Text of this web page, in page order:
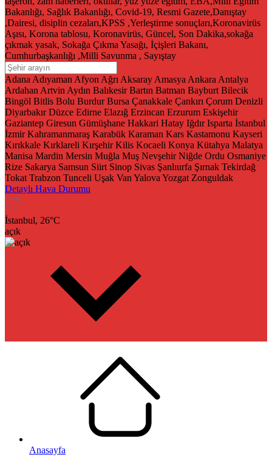
Bakanlığı, Sağlık Bakanlığı, Covid-19, Resmi Gazete,Danıştay
,Dairesi, disiplin cezaları,KPSS ,Yerleştirme sonuçları,Koronavirüs
Aşısı, Korona tablosu, Koronavirüs, Güncel, Son Dakika,sokağa
çıkmak yasak, Sokağa Çıkma Yasağı, İçişleri Bakanı,
Cumhurbaşkanlığı ,Milli Savunma , Sayıştay
Adana Adıyaman Afyon Ağrı Aksaray Amasya Ankara Antalya
Ardahan Artvin Aydın Balıkesir Bartın Batman Bayburt Bilecik
Bingöl Bitlis Bolu Burdur Bursa Çanakkale Çankırı Çorum Denizli
Diyarbakır Düzce Edirne Elazığ Erzincan Erzurum Eskişehir
Gaziantep Giresun Gümüşhane Hakkari Hatay Iğdır Isparta İstanbul
İzmir Kahramanmaraş Karabük Karaman Kars Kastamonu Kayseri
Kırıkkale Kırklareli Kırşehir Kilis Kocaeli Konya Kütahya Malatya
Manisa Mardin Mersin Muğla Muş Nevşehir Niğde Ordu Osmaniye
Rize Sakarya Samsun Siirt Sinop Sivas Şanlıurfa Şırnak Tekirdağ
Tokat Trabzon Tunceli Uşak Van Yalova Yozgat Zonguldak
Detaylı Hava Durumu
İstanbul, 26°C
açık
Anasayfa